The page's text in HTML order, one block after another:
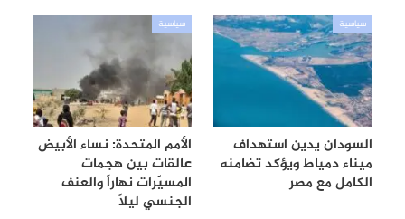
سياسية
السودان يدين استهداف
ميناء دمياط ويؤكد تضامنه
الكامل مع مصر
سياسية
الأمم المتحدة: نساء الأبيض
عالقات بين هجمات
المسيّرات نهاراً والعنف
الجنسي ليلاً